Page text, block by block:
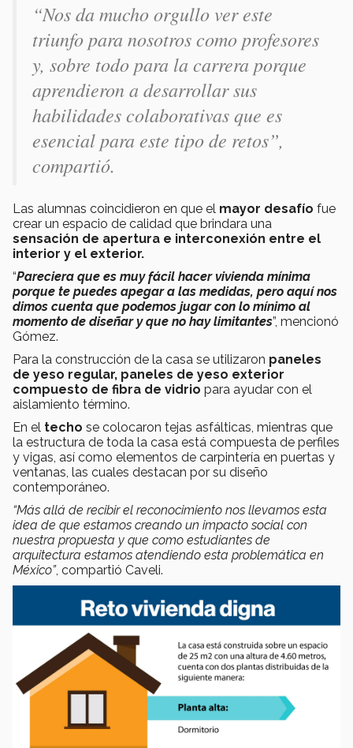
“Nos da mucho orgullo ver este
triunfo para nosotros como profesores
y, sobre todo para la carrera porque
aprendieron a desarrollar sus
habilidades colaborativas que es
esencial para este tipo de retos”,
compartió.
Las alumnas coincidieron en que el mayor desafío fue
crear un espacio de calidad que brindara una
sensación de apertura e interconexión entre el
interior y el exterior.
“Pareciera que es muy fácil hacer vivienda mínima
porque te puedes apegar a las medidas, pero aquí nos
dimos cuenta que podemos jugar con lo mínimo al
momento de diseñar y que no hay limitantes”, mencionó
Gómez.
Para la construcción de la casa se utilizaron paneles
de yeso regular, paneles de yeso exterior
compuesto de fibra de vidrio para ayudar con el
aislamiento término.
En el techo se colocaron tejas asfálticas, mientras que
la estructura de toda la casa está compuesta de perfiles
y vigas, así como elementos de carpintería en puertas y
ventanas, las cuales destacan por su diseño
contemporáneo.
“Más allá de recibir el reconocimiento nos llevamos esta
idea de que estamos creando un impacto social con
nuestra propuesta y que como estudiantes de
arquitectura estamos atendiendo esta problemática en
México”, compartió Caveli.